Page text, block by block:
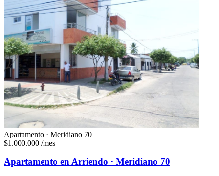
Apartamento · Meridiano 70
$1.000.000 /mes
Apartamento en Arriendo · Meridiano 70